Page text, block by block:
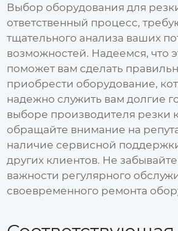
Выбор оборудования для
ответственный процесс,
тщательного анализа ваших
возможностей. Надеемся, что
поможет вам сделать
приобрести оборудование,
надежно служить вам долгие
выборе производителя резки
обращайте внимание на
наличие сервисной
других клиентов. Не
важности регулярного
своевременного ремонта